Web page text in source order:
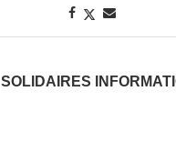
SOLIDAIRES